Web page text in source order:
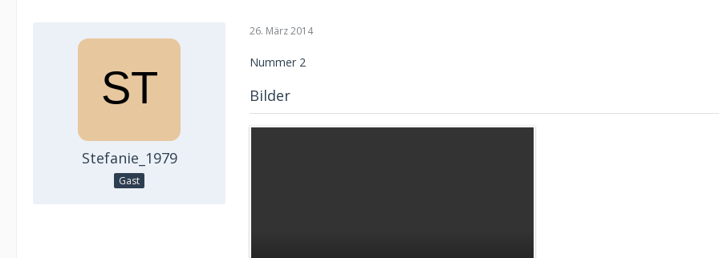
Stefanie_1979
Gast
26. März 2014
Nummer 2
Bilder